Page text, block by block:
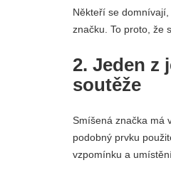
Někteří se
značku. To proto, že
2. Jeden z
soutěže
Smíšená značka má
podobný prvku
vzpomínku a